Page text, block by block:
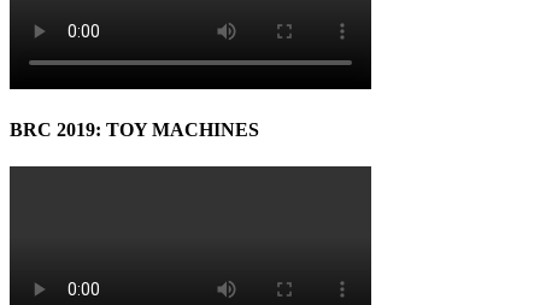
BRC 2019: TOY MACHINES